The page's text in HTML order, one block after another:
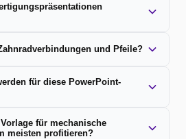
und Pfeile?
für diese PowerPoint-
für mechanische
meisten profitieren?